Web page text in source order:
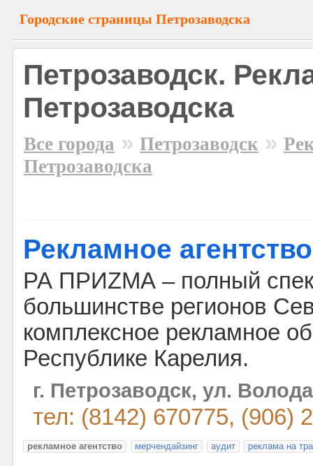
Городские страницы Петрозаводска
Петрозаводск.
Петрозаводска
Все города » Петрозаводск »
Петрозаводска
Рекламное
РА ПРИZМА – полный
большинстве регионов
комплексное рекламное
Республике Карелия.
г. Петрозаводск, ул.
тел: (8142) 670775, (906)
рекламное агентство мерчендайзинг аудит реклама на